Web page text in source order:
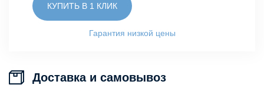
КУПИТЬ В 1 КЛИК
Гарантия низкой цены
Доставка и самовывоз